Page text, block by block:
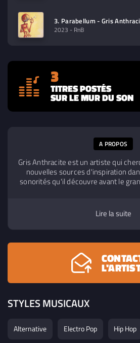
3. Parabellum - Gris
2023 - RnB
3
TITRES POSTÉS
SUR LE MUR DU SON
A PROPOS
Gris Anthracite est un artiste qui
nouvelles sources d'inspiration
sonorités qu'il découvre avant le
Lire la suite
STYLES MUSICAUX
Alternative Electro Pop Hip Hop